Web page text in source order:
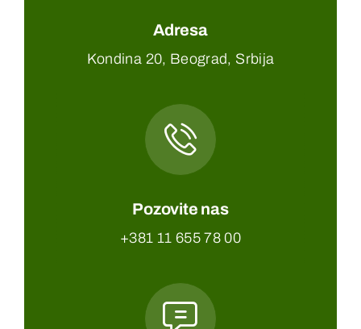
Adresa
Kondina 20, Beograd, Srbija
Pozovite nas
+381 11 655 78 00